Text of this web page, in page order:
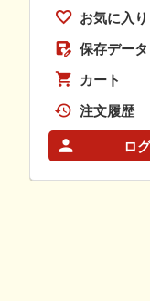
お気に入り
保存データ
カート
注文履歴
ロ